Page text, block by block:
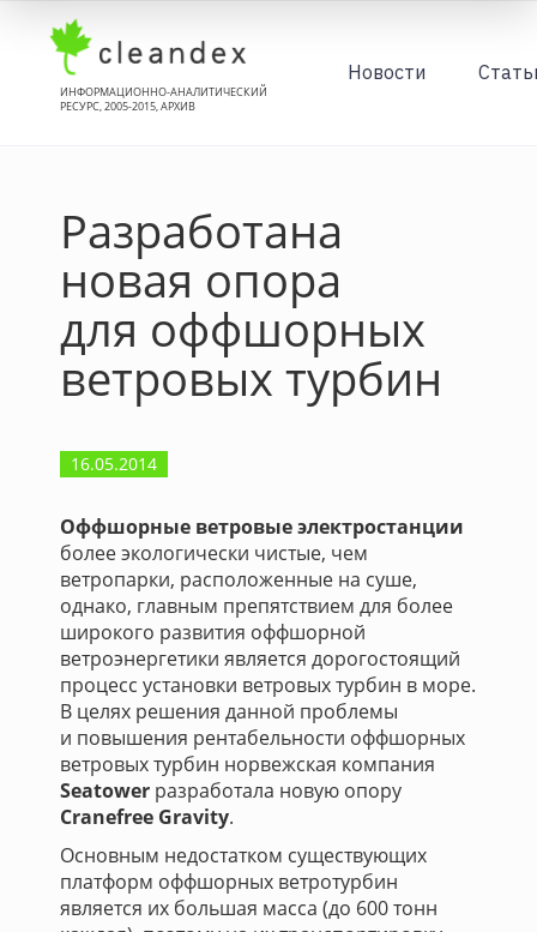
ИНФОРМАЦИОННО-АНАЛИТИЧЕСКИЙ
РЕСУРС, 2005-2015, АРХИВ
Новости
Разработана
новая опора
для оффшорных
ветровых турбин
16.05.2014
Оффшорные ветровые электростанции
более экологически чистые, чем
ветропарки, расположенные на суше,
однако, главным препятствием для более
широкого развития оффшорной
ветроэнергетики является дорогостоящий
процесс установки ветровых турбин в море.
В целях решения данной проблемы
и повышения рентабельности оффшорных
ветровых турбин норвежская компания
Seatower разработала новую опору
Cranefree Gravity.
Основным недостатком существующих
платформ оффшорных ветротурбин
является их большая масса (до 600 тонн